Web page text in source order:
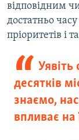
відповідним
достатньо
пріоритетів і
Уявіть
десятків
знаємо,
впливає на